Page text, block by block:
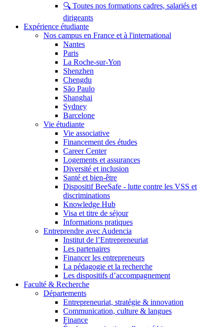
🔍 Toutes nos formations cadres, salariés et
dirigeants
Expérience étudiante
Nos campus en France et à l'international
Nantes
Paris
La Roche-sur-Yon
Shenzhen
Chengdu
São Paulo
Shanghai
Sydney
Barcelone
Vie étudiante
Vie associative
Financement des études
Career Center
Logements et assurances
Diversité et inclusion
Santé et bien-être
Dispositif BeeSafe - lutte contre les VSS et
discriminations
Knowledge Hub
Visa et titre de séjour
Informations pratiques
Entreprendre avec Audencia
Institut de l’Entrepreneuriat
Les partenaires
Financer les entrepreneurs
La pédagogie et la recherche
Les dispositifs d’accompagnement
Faculté & Recherche
Départements
Entrepreneuriat, stratégie & innovation
Communication, culture & langues
Finance